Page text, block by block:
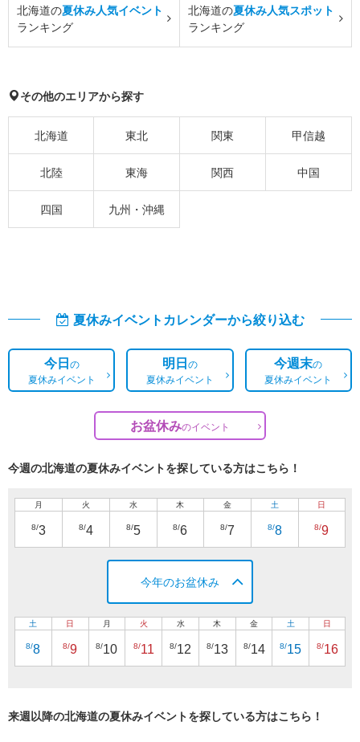
北海道の夏休み人気イベント
ランキング
北海道の夏休み人気スポット
ランキング
その他のエリアから探す
北海道 東北 関東 甲信越
北陸 東海 関西 中国
四国 九州・沖縄
夏休みイベントカレンダーから絞り込む
今日の
夏休みイベント
明日の
夏休みイベント
今週末の
夏休みイベント
お盆休みのイベント
今週の北海道の夏休みイベントを探している方はこちら！
月
8/3
火
8/4
水
8/5
木
8/6
金
8/7
土
8/8
日
8/9
今年のお盆休み
土
8/8
日
8/9
月
8/10
火
8/11
水
8/12
木
8/13
金
8/14
土
8/15
日
8/16
来週以降の北海道の夏休みイベントを探している方はこちら！